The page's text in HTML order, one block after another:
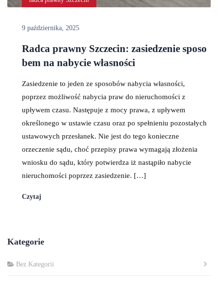
9 października, 2025
Radca prawny Szczecin: zasiedzenie sposo
bem na nabycie własności
Zasiedzenie to jeden ze sposobów nabycia własności,
poprzez możliwość nabycia praw do nieruchomości z
upływem czasu. Następuje z mocy prawa, z upływem
określonego w ustawie czasu oraz po spełnieniu pozostałych
ustawowych przesłanek. Nie jest do tego konieczne
orzeczenie sądu, choć przepisy prawa wymagają złożenia
wniosku do sądu, który potwierdza iż nastąpiło nabycie
nieruchomości poprzez zasiedzenie. […]
Czytaj
Kategorie
Bez Kategorii